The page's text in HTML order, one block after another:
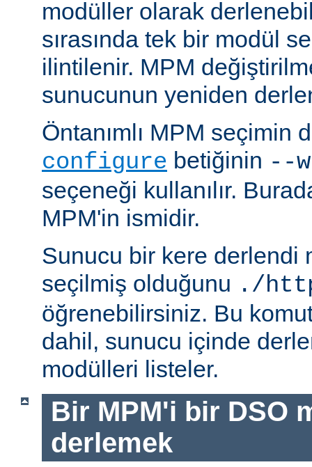
modüller olarak
sırasında tek bir modül
ilintilenir. MPM
sunucunun yeniden
Öntanımlı MPM seçimin
configure betiğinin --
seçeneği kullanılır.
MPM'in ismidir.
Sunucu bir kere derlendi
seçilmiş olduğunu ./
öğrenebilirsiniz. Bu
dahil, sunucu içinde
modülleri listeler.
Bir MPM'i bir DSO
derlemek